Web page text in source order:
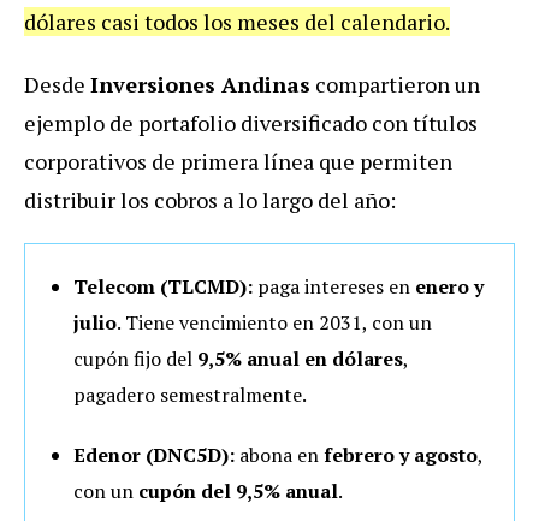
dólares casi todos los meses del calendario.
Desde Inversiones Andinas compartieron un
ejemplo de portafolio diversificado con títulos
corporativos de primera línea que permiten
distribuir los cobros a lo largo del año:
Telecom (TLCMD): paga intereses en enero y
julio. Tiene vencimiento en 2031, con un
cupón fijo del 9,5% anual en dólares,
pagadero semestralmente.
Edenor (DNC5D): abona enfebrero y agosto,
con un cupón del 9,5% anual.